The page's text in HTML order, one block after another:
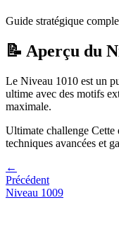
Guide stratégique
📝 Aperçu du
Le Niveau 1010 est un
ultime avec des motifs
maximale.
Ultimate challenge Cette
techniques avancées et
←
Précédent
Niveau 1009